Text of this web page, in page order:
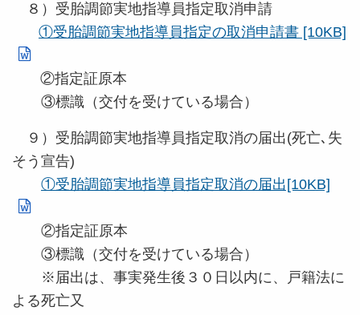
８）受胎調節実地指導員指定取消申請
①受胎調節実地指導員指定の取消申請書 [10KB]
②指定証原本
③標識（交付を受けている場合）
９）受胎調節実地指導員指定取消の届出(死亡､失
そう宣告)
①受胎調節実地指導員指定取消の届出[10KB]
②指定証原本
③標識（交付を受けている場合）
※届出は、事実発生後３０日以内に、戸籍法に
よる死亡又